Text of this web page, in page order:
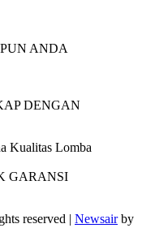
ANDA
DENGAN
GARANSI
reserved | Newsairby